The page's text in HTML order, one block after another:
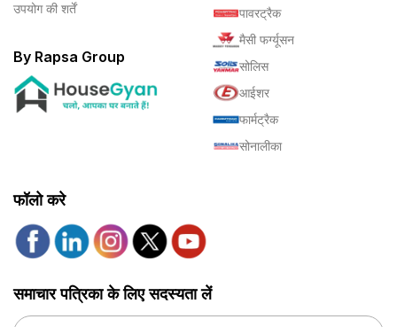
उपयोग की शर्तें
By Rapsa Group
पावरट्रैक
मैसी फर्ग्यूसन
सोलिस
आईशर
फार्मट्रैक
सोनालीका
फॉलो करे
समाचार पत्रिका के लिए सदस्यता लें